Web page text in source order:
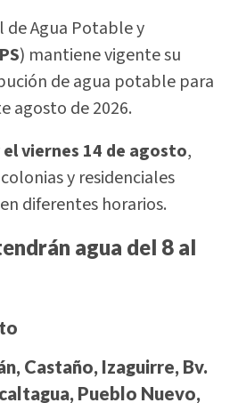
de Agua Potable y
) mantiene vigente su
de agua potable para
agosto de 2026.
viernes 14 de agosto,
y residenciales
diferentes horarios.
agua del 8 al
Castaño, Izaguirre, Bv.
Pueblo Nuevo,